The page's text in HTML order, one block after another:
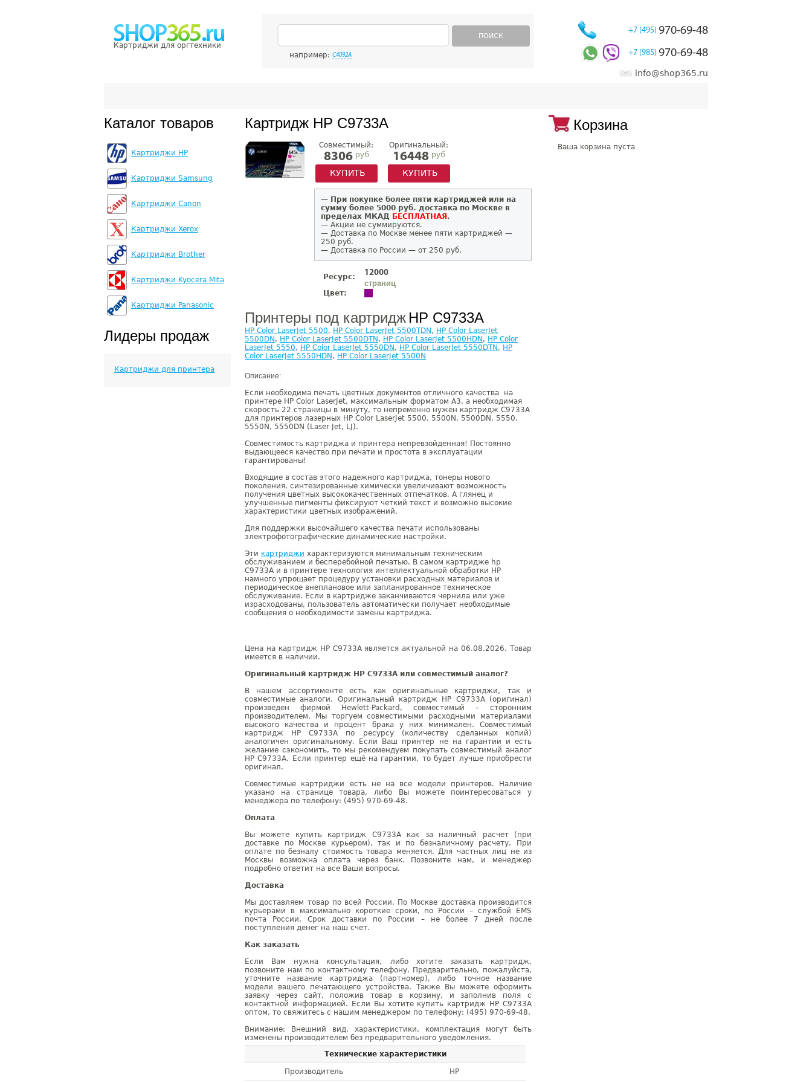
Картриджи для оргтехники
ПОИСК
например: C4092A
+7 (495) 970-69-48
+7 (985) 970-69-48
info@shop365.ru
Каталог товаров
Картриджи HP
Картриджи Samsung
Картриджи Canon
Картриджи Xerox
Картриджи Brother
Картриджи Kyocera Mita
Картриджи Panasonic
Лидеры продаж
Картриджи для принтера
Картридж HP C9733A
Совместимый:
8306 руб
КУПИТЬ
Оригинальный:
16448 руб
КУПИТЬ
— При покупке более пяти картриджей или на
сумму более 5000 руб. доставка по Москве в
пределах МКАД БЕСПЛАТНАЯ .
— Акции не суммируются.
— Доставка по Москве менее пяти картриджей —
250 руб.
— Доставка по России — от 250 руб.
Ресурс:
12000
страниц
Цвет:
Принтеры под картридж HP C9733A
HP Color LaserJet 5500, HP Color LaserJet 5500TDN , HP Color LaserJet
5500DN , HP Color LaserJet 5500DTN , HP Color LaserJet 5500HDN , HP Color
LaserJet 5550, HP Color LaserJet 5550DN , HP Color LaserJet 5550DTN , HP
Color LaserJet 5550HDN , HP Color LaserJet 5500N
Описание:
Если необходима печать цветных документов отличного качества на
принтере HP Color LaserJet, максимальным форматом А3, а необходимая
скорость 22 страницы в минуту, то непременно нужен картридж C9733A
для принтеров лазерных HP Color LaserJet 5500, 5500N, 5500DN, 5550,
5550N, 5550DN (Laser Jet, LJ).
Совместимость картриджа и принтера непревзойденная! Постоянно
выдающееся качество при печати и простота в эксплуатации
гарантированы!
Входящие в состав этого надежного картриджа, тонеры нового
поколения, синтезированные химически увеличивают возможность
получения цветных высококачественных отпечатков. А глянец и
улучшенные пигменты фиксируют четкий текст и возможно высокие
характеристики цветных изображений.
Для поддержки высочайшего качества печати использованы
электрофотографические динамические настройки.
Эти картриджи характеризуются минимальным техническим
обслуживанием и бесперебойной печатью. В самом картридже hp
C9733A и в принтере технология интеллектуальной обработки НР
намного упрощает процедуру установки расходных материалов и
периодическое внеплановое или запланированное техническое
обслуживание. Если в картридже заканчиваются чернила или уже
израсходованы, пользователь автоматически получает необходимые
сообщения о необходимости замены картриджа.
Цена на картридж HP C9733A является актуальной на 06.08.2026. Товар
имеется в наличии.
Оригинальный картридж HP C9733A или совместимый аналог?
В нашем ассортименте есть как оригинальные картриджи, так и
совместимые аналоги. Оригинальный картридж HP C9733A (оригинал)
произведен фирмой Hewlett-Packard, совместимый – сторонним
производителем. Мы торгуем совместимыми расходными материалами
высокого качества и процент брака у них минимален. Совместимый
картридж HP C9733A по ресурсу (количеству сделанных копий)
аналогичен оригинальному. Если Ваш принтер не на гарантии и есть
желание сэкономить, то мы рекомендуем покупать совместимый аналог
HP C9733A. Если принтер ещё на гарантии, то будет лучше приобрести
оригинал.
Совместимые картриджи есть не на все модели принтеров. Наличие
указано на странице товара, либо Вы можете поинтересоваться у
менеджера по телефону: (495) 970-69-48.
Оплата
Вы можете купить картридж C9733A как за наличный расчет (при
доставке по Москве курьером), так и по безналичному расчету. При
оплате по безналу стоимость товара меняется. Для частных лиц не из
Москвы возможна оплата через банк. Позвоните нам, и менеджер
подробно ответит на все Ваши вопросы.
Доставка
Мы доставляем товар по всей России. По Москве доставка производится
курьерами в максимально короткие сроки, по России – службой EMS
почта России. Срок доставки по России – не более 7 дней после
поступления денег на наш счет.
Как заказать
Если Вам нужна консультация, либо хотите заказать картридж,
позвоните нам по контактному телефону. Предварительно, пожалуйста,
уточните название картриджа (партномер), либо точное название
модели вашего печатающего устройства. Также Вы можете оформить
заявку через сайт, положив товар в корзину, и заполнив поля с
контактной информацией. Если Вы хотите купить картридж HP C9733A
оптом, то свяжитесь с нашим менеджером по телефону: (495) 970-69-48.
Внимание: Внешний вид, характеристики, комплектация могут быть
изменены производителем без предварительного уведомления.
Технические характеристики
Производитель HP
Корзина
Ваша корзина пуста